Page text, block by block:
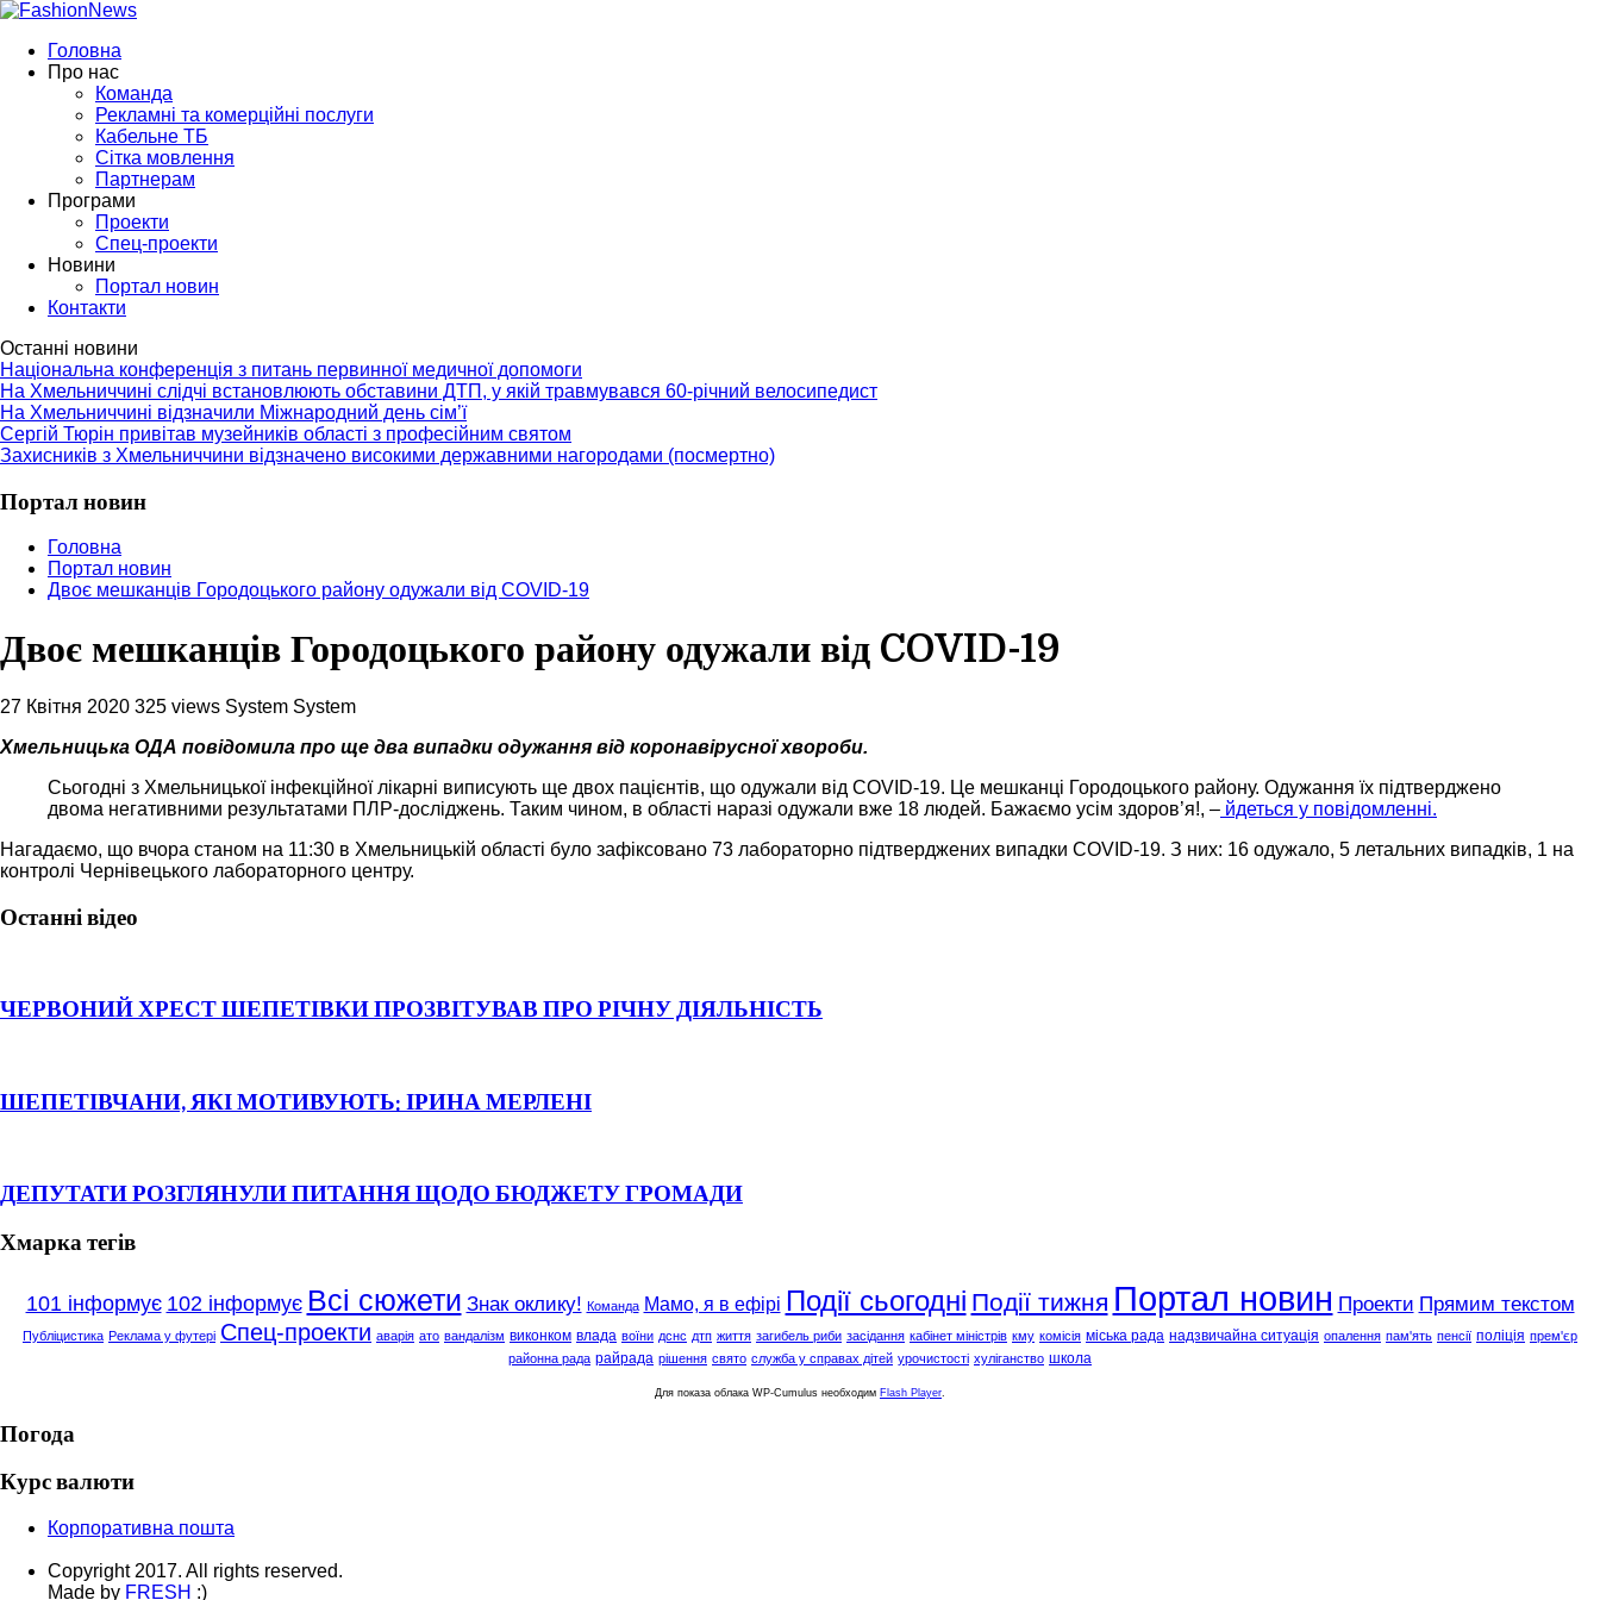
Головна
Про нас
Команда
Рекламні та комерційні послуги
Кабельне ТБ
Сітка мовлення
Партнерам
Програми
Проекти
Спец-проекти
Новини
Портал новин
Контакти
Останні новини
Національна конференція з питань первинної медичної допомоги
На Хмельниччині слідчі встановлюють обставини ДТП, у якій травмувався 60-річний велосипедист
На Хмельниччині відзначили Міжнародний день сім’ї
Сергій Тюрін привітав музейників області з професійним святом
Захисників з Хмельниччини відзначено високими державними нагородами (посмертно)
Портал новин
Головна
Портал новин
Двоє мешканців Городоцького району одужали від COVID-19
Двоє мешканців Городоцького району одужали від COVID-19
27 Квітня 2020 325 views System System
Хмельницька ОДА повідомила про ще два випадки одужання від коронавірусної хвороби.
Сьогодні з Хмельницької інфекційної лікарні виписують ще двох пацієнтів, що одужали від COVID-19. Це мешканці Городоцького району. Одужання їх підтверджено
двома негативними результатами ПЛР-досліджень. Таким чином, в області наразі одужали вже 18 людей. Бажаємо усім здоров’я!, – йдеться у повідомленні.
Нагадаємо, що вчора станом на 11:30 в Хмельницькій області було зафіксовано 73 лабораторно підтверджених випадки COVID-19. З них: 16 одужало, 5 летальних випадків, 1 на
контролі Чернівецького лабораторного центру.
Останні відео
ЧЕРВОНИЙ ХРЕСТ ШЕПЕТІВКИ ПРОЗВІТУВАВ ПРО РІЧНУ ДІЯЛЬНІСТЬ
ШЕПЕТІВЧАНИ, ЯКІ МОТИВУЮТЬ: ІРИНА МЕРЛЕНІ
ДЕПУТАТИ РОЗГЛЯНУЛИ ПИТАННЯ ЩОДО БЮДЖЕТУ ГРОМАДИ
Хмарка тегів
101 інформує 102 інформує Всі сюжети Знак оклику! Команда Мамо, я в ефірі Події сьогодні Події тижня Портал новин Проекти Прямим текстом
Публіцистика Реклама у футері Спец-проекти аварія ато вандалізм виконком влада воїни дснс дтп життя загибель риби засідання кабінет міністрів кму комісія міська рада надзвичайна ситуація опалення пам'ять пенсії поліція прем'єр
районна рада райрада рішення свято служба у справах дітей урочистості хуліганство школа
Для показа облака WP-Cumulus необходим Flash Player
Погода
Курс валюти
Корпоративна пошта
Copyright 2017. All rights reserved.
Made by FRESH :)